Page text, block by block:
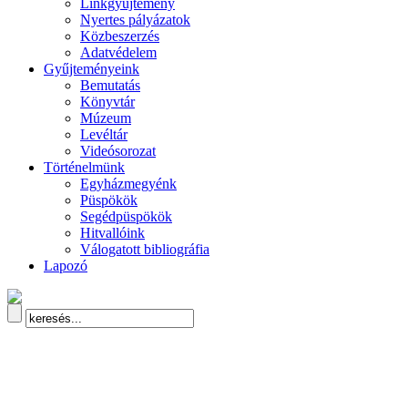
Linkgyűjtemény
Nyertes pályázatok
Közbeszerzés
Adatvédelem
Gyűjteményeink
Bemutatás
Könyvtár
Múzeum
Levéltár
Videósorozat
Történelmünk
Egyházmegyénk
Püspökök
Segédpüspökök
Hitvallóink
Válogatott bibliográfia
Lapozó